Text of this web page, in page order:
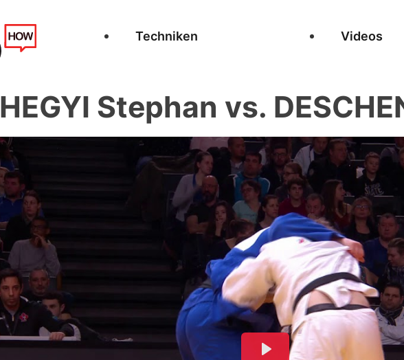
Techniken Videos
HEGYI Stephan vs.